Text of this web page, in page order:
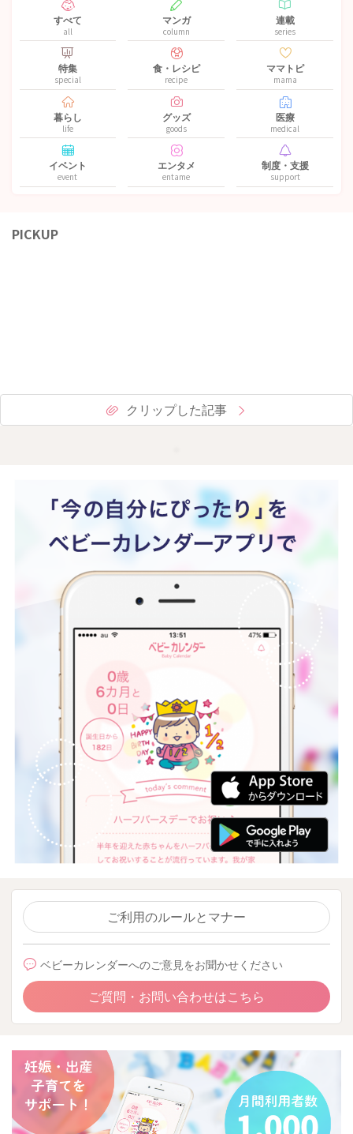
すべて
all
マンガ
column
連載
series
特集
special
食・レシピ
recipe
ママトピ
mama
暮らし
life
グッズ
goods
医療
medical
イベント
event
エンタメ
entame
制度・支援
support
PICKUP
クリップした記事
ご利用のルールとマナー
ベビーカレンダーへのご意見をお聞かせください
ご質問・お問い合わせはこちら